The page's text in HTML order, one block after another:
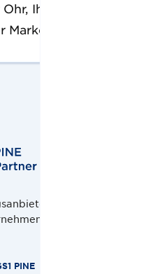
Ihr verlängerter
am POS.
Handel und
PINE